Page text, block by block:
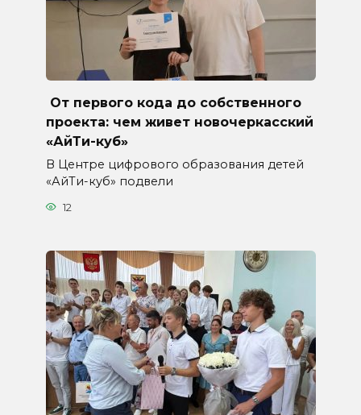
От первого кода до собственного
проекта: чем живет новочеркасский
«АйТи-куб»
В Центре цифрового образования детей
«АйТи-куб» подвели
12